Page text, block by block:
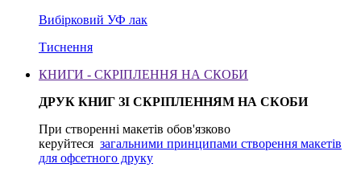
Вибірковий УФ лак
Тиснення
КНИГИ - СКРІПЛЕННЯ НА СКОБИ
ДРУК КНИГ ЗІ СКРІПЛЕННЯМ НА СКОБИ
При створенні макетів обов'язково
керуйтеся загальними принципами створення макетів
для офсетного друку